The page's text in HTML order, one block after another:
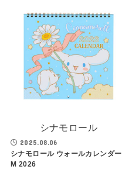
シナモロール
2025.08.06
シナモロール ウォールカレンダー
M 2026